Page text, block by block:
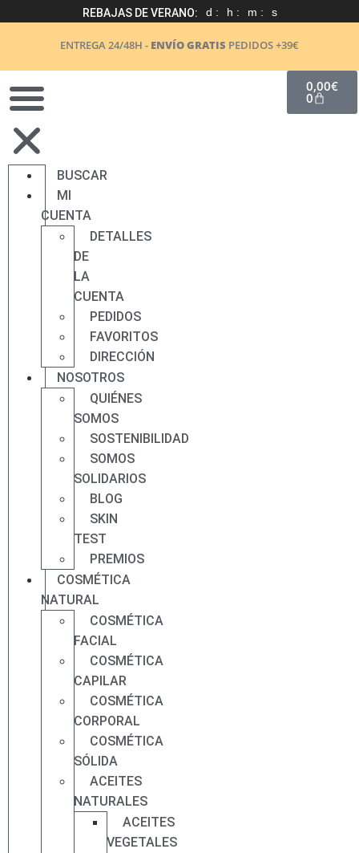
REBAJAS DE VERANO: d : h : m : s
ENTREGA 24/48H - ENVÍO GRATIS PEDIDOS +39€
BUSCAR
MI
CUENTA
DETALLES
DE
LA
CUENTA
PEDIDOS
FAVORITOS
DIRECCIÓN
NOSOTROS
QUIÉNES
SOMOS
SOSTENIBILIDAD
SOMOS
SOLIDARIOS
BLOG
SKIN
TEST
PREMIOS
COSMÉTICA
NATURAL
COSMÉTICA
FACIAL
COSMÉTICA
CAPILAR
COSMÉTICA
CORPORAL
COSMÉTICA
SÓLIDA
ACEITES
NATURALES
ACEITES
VEGETALES
0,00€
0